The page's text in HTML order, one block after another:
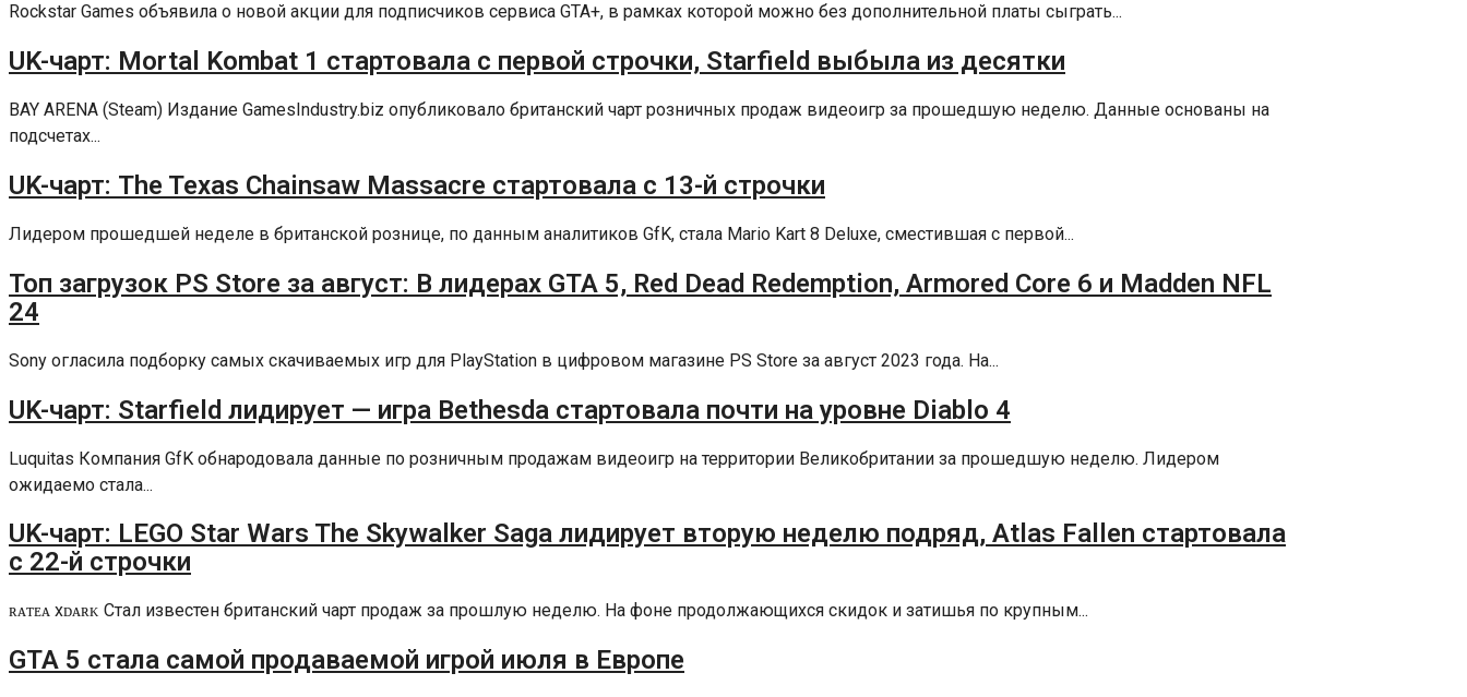
Rockstar Games объявила о новой акции для подписчиков сервиса GTA+, в рамках которой можно без дополнительной платы сыграть...
UK-чарт: Mortal Kombat 1 стартовала с первой строчки, Starfield выбыла из десятки
BAY ARENA (Steam) Издание GamesIndustry.biz опубликовало британский чарт розничных продаж видеоигр за прошедшую неделю. Данные основаны на
подсчетах...
UK-чарт: The Texas Chainsaw Massacre стартовала с 13-й строчки
Лидером прошедшей неделе в британской рознице, по данным аналитиков GfK, стала Mario Kart 8 Deluxe, сместившая с первой...
Топ загрузок PS Store за август: В лидерах GTA 5, Red Dead Redemption, Armored Core 6 и Madden NFL
24
Sony огласила подборку самых скачиваемых игр для PlayStation в цифровом магазине PS Store за август 2023 года. На...
UK-чарт: Starfield лидирует — игра Bethesda стартовала почти на уровне Diablo 4
Luquitas Компания GfK обнародовала данные по розничным продажам видеоигр на территории Великобритании за прошедшую неделю. Лидером
ожидаемо стала...
UK-чарт: LEGO Star Wars The Skywalker Saga лидирует вторую неделю подряд, Atlas Fallen стартовала
с 22-й строчки
ʀᴀᴛᴇᴀ xᴅᴀʀᴋ Стал известен британский чарт продаж за прошлую неделю. На фоне продолжающихся скидок и затишья по крупным...
GTA 5 стала самой продаваемой игрой июля в Европе